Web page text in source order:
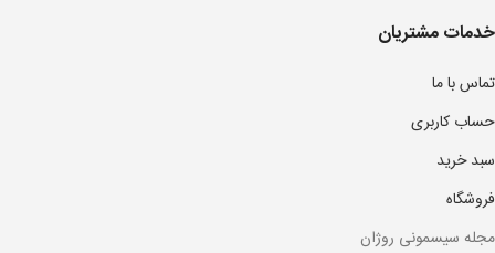
خدمات مشتریان
تماس با ما
حساب کاربری
سبد خرید
فروشگاه
مجله سیسمونی روژان